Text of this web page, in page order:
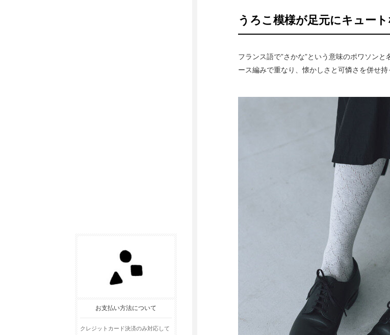
お支払い方法について
クレジットカード決済のみ対応して
うろこ模様が足元にキュー
フランス語で”さかな”という意味のポワソン
ース編みで重なり、懐かしさと可憐さを併せ持